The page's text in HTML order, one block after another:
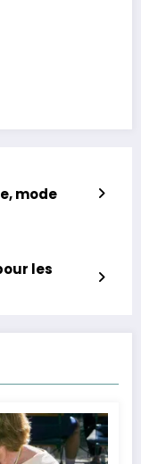
mode
les